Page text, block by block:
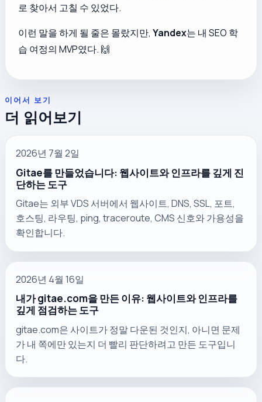
로 찾아서 고칠 수 있었다.
이런 말을 하게 될 줄은 몰랐지만,Yandex는 내 SEO 학
습 여정의 MVP였다. 🙌
이어서 보기
더 읽어보기
2026년 7월 2일
Gitae를 만들었습니다: 웹사이트와 인프라를 깊게 진
단하는 도구
Gitae는 외부 VDS 서버에서 웹사이트, DNS, SSL, 포트,
호스팅, 라우팅, ping, traceroute, CMS 신호와 가용성을
확인합니다.
2026년 4월 16일
내가 gitae.com을 만든 이유: 웹사이트와 인프라를
깊게 점검하는 도구
gitae.com은 사이트가 정말 다운된 것인지, 아니면 문제
가 내 쪽에만 있는지 더 빨리 판단하려고 만든 도구입니
다.